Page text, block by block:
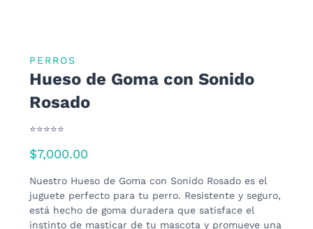
PERROS
Hueso de Goma con Sonido
Rosado
⭐⭐⭐⭐⭐
$7,000.00
Nuestro Hueso de Goma con Sonido Rosado es el
juguete perfecto para tu perro. Resistente y seguro,
está hecho de goma duradera que satisface el
instinto de masticar de tu mascota y promueve una